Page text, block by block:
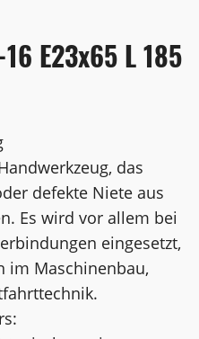
E23x65 L 185
das
defekte Niete aus
Es wird vor allem bei
eingesetzt,
im Maschinenbau,